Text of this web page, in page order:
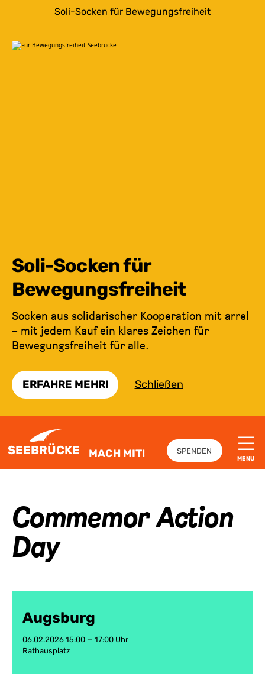
Soli-Socken für Bewegungsfreiheit
Soli-Socken für
Bewegungsfreiheit
Socken aus solidarischer Kooperation mit arrel
– mit jedem Kauf ein klares Zeichen für
Bewegungsfreiheit für alle.
ERFAHRE MEHR! Schließen
SEEBRÜCKE MACH MIT! SPENDEN
MENU
Commemor Action
Day
Augsburg
06.02.2026 15:00 — 17:00 Uhr
Rathausplatz